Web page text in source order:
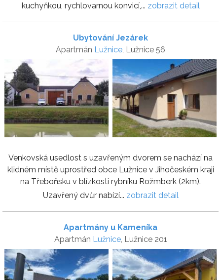
kuchyňkou, rychlovarnou konvicí,... zobrazit detail
Ubytování Jezárek
Apartmán Lužnice, Lužnice 56
Venkovská usedlost s uzavřeným dvorem se nachází na
klidném místě uprostřed obce Lužnice v Jihočeském kraji
na Třeboňsku v blízkosti rybníku Rožmberk (2km).
Uzavřený dvůr nabízí... zobrazit detail
Apartmány u Kameníka
Apartmán Lužnice, Lužnice 201